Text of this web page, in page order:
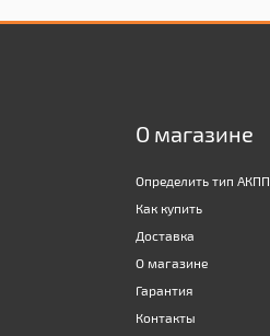
О магазине
Определить тип АКПП
Как купить
Доставка
О магазине
Гарантия
Контакты